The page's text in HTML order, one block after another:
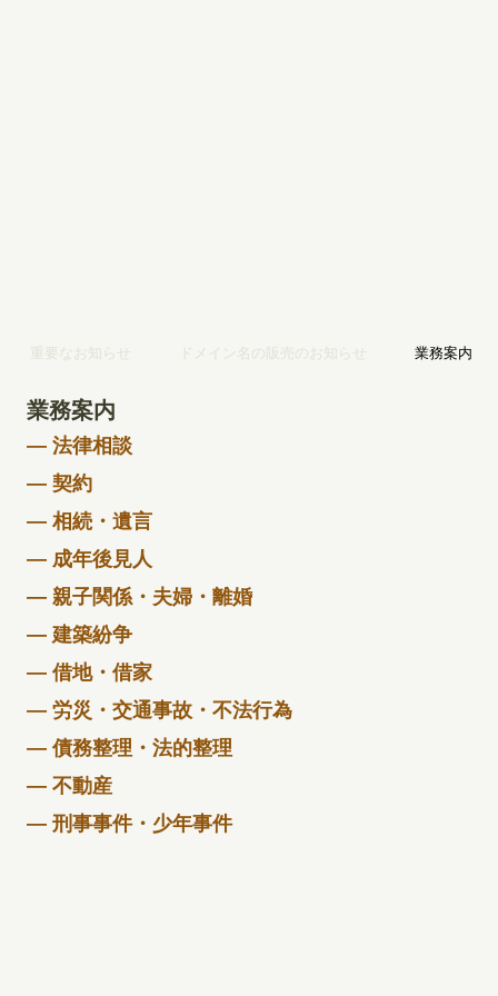
重要なお知らせ ドメイン名の販売のお知らせ 業務案内
業務案内
— 法律相談
— 契約
— 相続・遺言
— 成年後見人
— 親子関係・夫婦・離婚
— 建築紛争
— 借地・借家
— 労災・交通事故・不法行為
— 債務整理・法的整理
— 不動産
— 刑事事件・少年事件